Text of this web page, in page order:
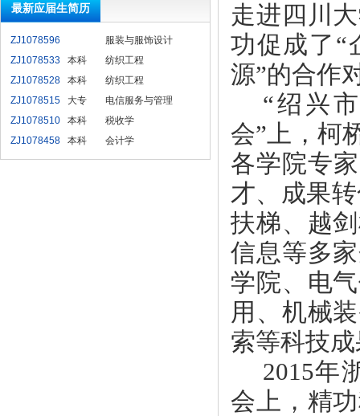
最新应届生简历
ZJ1078596
服装与服饰设计
ZJ1078533
本科
纺织工程
ZJ1078528
本科
纺织工程
ZJ1078515
大专
电信服务与管理
ZJ1078510
本科
税收学
ZJ1078458
本科 会计学
走进四川
功促成了“
源”的合作
“绍兴
会”上，柯
各学院专
才、成果
扶梯、越
信息等多
学院、电
用、机械
索等科技
2015年
会上，精